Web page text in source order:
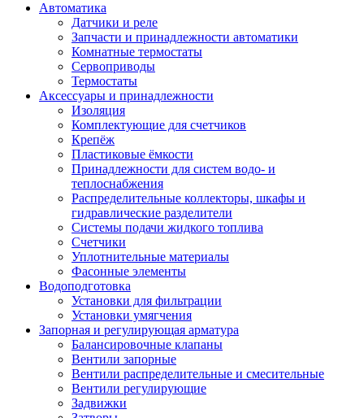
Автоматика
Датчики и реле
Запчасти и принадлежности автоматики
Комнатные термостаты
Сервоприводы
Термостаты
Аксессуары и принадлежности
Изоляция
Комплектующие для счетчиков
Крепёж
Пластиковые ёмкости
Принадлежности для систем водо- и
теплоснабжения
Распределительные коллекторы, шкафы и
гидравлические разделители
Системы подачи жидкого топлива
Счетчики
Уплотнительные материалы
Фасонные элементы
Водоподготовка
Установки для фильтрации
Установки умягчения
Запорная и регулирующая арматура
Балансировочные клапаны
Вентили запорные
Вентили распределительные и смесительные
Вентили регулирующие
Задвижки